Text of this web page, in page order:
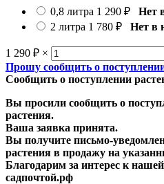
0,8 литра 1 290 ₽
Нет
2 литра 1 780 ₽ Нет в
1 290 ₽ ×
Прошу сообщить о
Сообщить о поступлении
Вы просили сообщить о
растения.
Ваша заявка принята.
Вы получите письмо-
растения в продажу на
Благодарим за интерес к
садпочтой.рф